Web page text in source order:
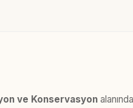
ve Konservasyon